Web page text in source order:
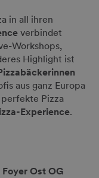
in all ihren
verbindet
Workshops,
Highlight ist
aus ganz Europa
Pizza
Experience.
Ost OG